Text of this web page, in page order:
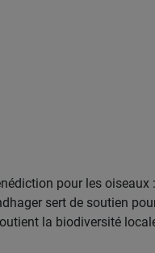
pour les
sert de soutien
la biodiversité